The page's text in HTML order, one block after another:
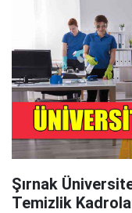
Şırnak
Temizlik